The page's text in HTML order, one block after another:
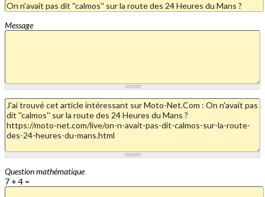
Message
Question mathématique
7 + 4 =